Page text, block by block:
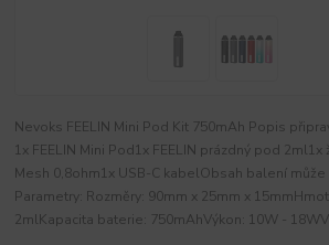
Nevoks FEELIN Mini Pod Kit 750mAh Popis
1x FEELIN Mini Pod1x FEELIN prázdný pod
Mesh 0,8ohm1x USB-C kabelObsah balení
Parametry: Rozměry: 90mm x 25mm x
2mlKapacita baterie: 750mAhVýkon: 10W -